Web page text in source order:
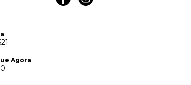
Agora